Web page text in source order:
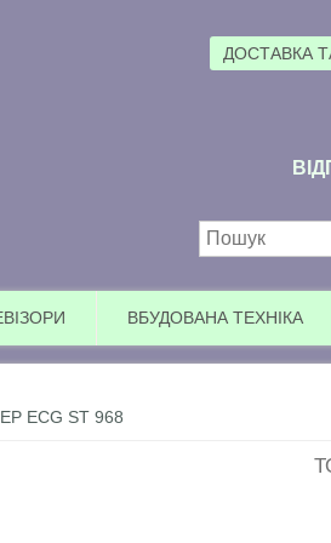
ДОСТАВКА
ВБУДОВАНА ТЕХНІКА
ECG ST 968